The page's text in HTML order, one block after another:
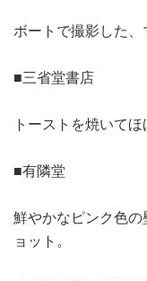
ボートで撮影した、
■三省堂書店
トーストを焼いて
■有隣堂
鮮やかなピンク色
ョット。